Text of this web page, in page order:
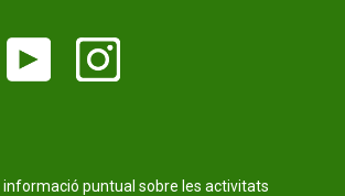
informació puntual sobre les activitats